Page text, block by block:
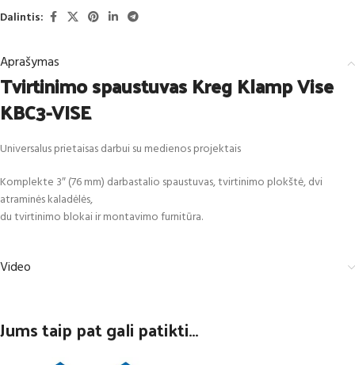
Dalintis:
Aprašymas
Tvirtinimo spaustuvas Kreg Klamp Vise
KBC3-VISE
Universalus prietaisas darbui su medienos projektais
Komplekte 3″ (76 mm) darbastalio spaustuvas, tvirtinimo plokštė, dvi
atraminės kaladėlės,
du tvirtinimo blokai ir montavimo furnitūra.
Video
Jums taip pat gali patikti…